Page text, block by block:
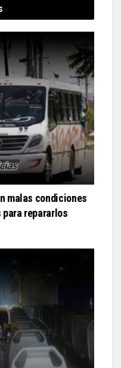
malas condiciones
para repararlos